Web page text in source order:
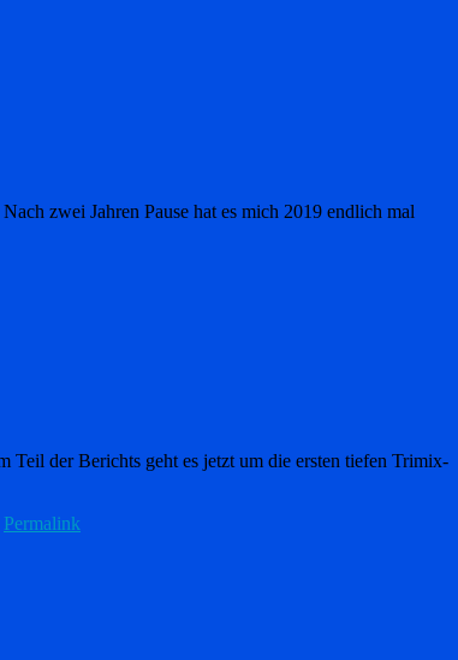
zwei Jahren Pause hat es mich 2019 endlich mal
Teil der Berichts geht es jetzt um die ersten tiefen Trimix-
Permalink